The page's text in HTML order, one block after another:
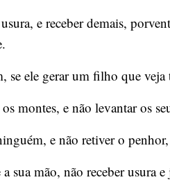
e receber demais,
se ele gerar um filho que
montes, e não levantar os
e não retiver o
sua mão, não receber usura